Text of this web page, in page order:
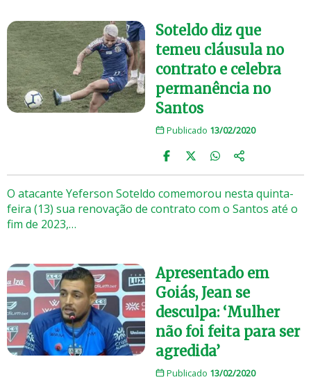
Soteldo diz que
temeu cláusula no
contrato e celebra
permanência no
Santos
Publicado 13/02/2020
O atacante Yeferson Soteldo comemorou nesta quinta-
feira (13) sua renovação de contrato com o Santos até o
fim de 2023,…
Apresentado em
Goiás, Jean se
desculpa: ‘Mulher
não foi feita para ser
agredida’
Publicado 13/02/2020